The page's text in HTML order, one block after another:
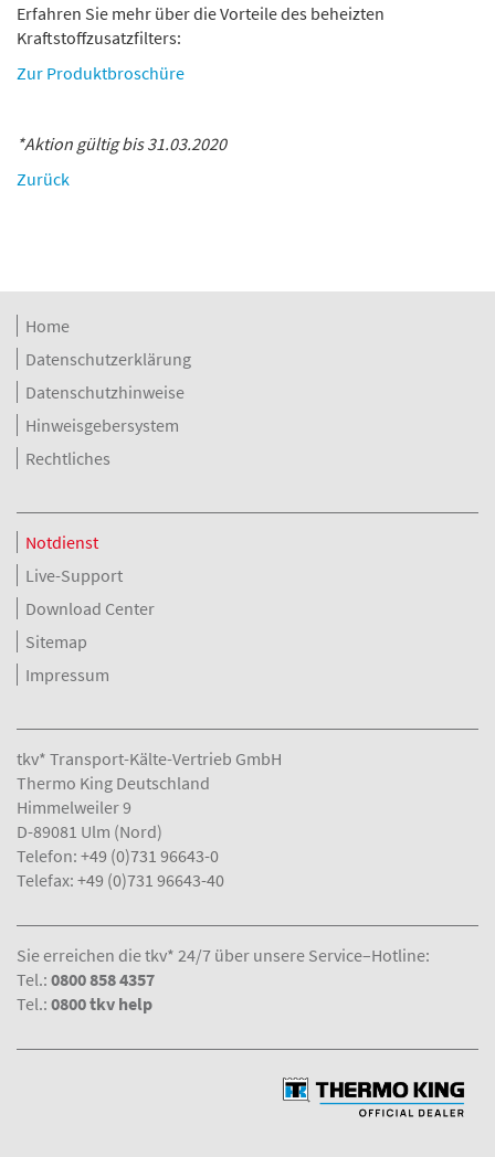
Erfahren Sie mehr über die Vorteile des beheizten
Kraftstoffzusatzfilters:
Zur Produktbroschüre
*Aktion gültig bis 31.03.2020
Zurück
Home
Datenschutzerklärung
Datenschutzhinweise
Hinweisgebersystem
Rechtliches
Notdienst
Live-Support
Download Center
Sitemap
Impressum
tkv* Transport-Kälte-Vertrieb GmbH
Thermo King Deutschland
Himmelweiler 9
D-89081 Ulm (Nord)
Telefon: +49 (0)731 96643-0
Telefax: +49 (0)731 96643-40
Sie erreichen die tkv* 24/7 über unsere Service–Hotline:
Tel.: 0800 858 4357
Tel.: 0800 tkv help